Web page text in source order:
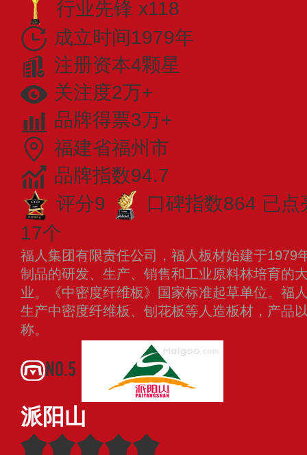
行业先锋 x118
成立时间1979年
注册资本4颗星
关注度2万+
品牌得票3万+
福建省福州市
品牌指数94.7
评分9
口碑指数864 已点
17个
福人集团有限责任公司，福人板材始建于1979
制品的研发、生产、销售和工业原料林培育的
业。《中密度纤维板》国家标准起草单位。福
生产中密度纤维板、刨花板等人造板材，产品
称。
NO.5
派阳山